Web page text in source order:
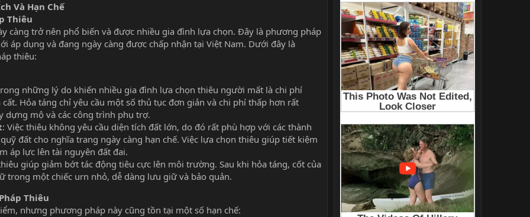
Và Hạn Chế
Thiêu
càng trở nên phổ biến và được nhiều gia đình lựa chọn. Đây là phương pháp
áp dụng và đang ngày càng được chấp nhận tại Việt Nam. Dưới đây là
thiêu:
những lý do khiến nhiều gia đình lựa chọn thiêu người mất là chi phí
Hỏa táng chỉ yêu cầu một số thủ tục đơn giản và chi phí thấp hơn rất
dựng mộ và các công trình phụ trợ.
: Việc thiêu không yêu cầu diện tích đất lớn, do đó rất phù hợp với các thành
đất cho nghĩa trang ngày càng hạn chế. Việc lựa chọn thiêu giúp tiết kiệm
áp lực lên tài nguyên đất đai.
giúp giảm bớt tác động tiêu cực lên môi trường. Sau khi hỏa táng, cốt của
trong một chiếc urn nhỏ, dễ dàng lưu giữ và bảo quản.
Thiêu
nhưng phương pháp này cũng tồn tại một số hạn chế: